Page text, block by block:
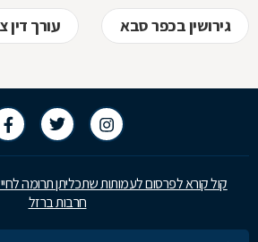
גירושין בכפר סבא עורך דין
קול קורא לפרסום לעמותות שתכליתן תרומה
חרבות ברזל